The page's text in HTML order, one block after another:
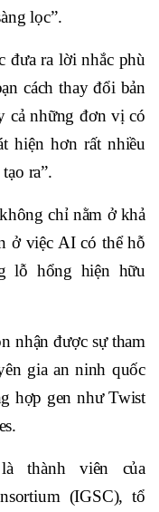
lọc”.
đưa ra lời nhắc phù
cách thay đổi bản
cả những đơn vị có
hiện hơn rất nhiều
ra”.
chỉ nằm ở khả
ở việc AI có thể hỗ
lỗ hổng hiện hữu
nhận được sự tham
gia an ninh quốc
hợp gen như Twist
thành viên của
(IGSC), tổ